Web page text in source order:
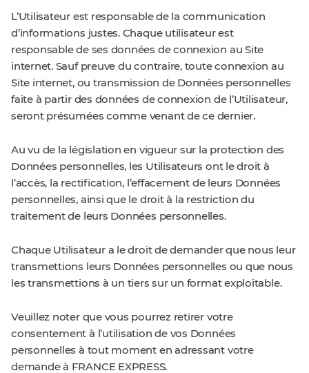
L’Utilisateur est responsable de la communication
d’informations justes. Chaque utilisateur est
responsable de ses données de connexion au Site
internet. Sauf preuve du contraire, toute connexion au
Site internet, ou transmission de Données personnelles
faite à partir des données de connexion de l’Utilisateur,
seront présumées comme venant de ce dernier.
Au vu de la législation en vigueur sur la protection des
Données personnelles, les Utilisateurs ont le droit à
l’accès, la rectification, l’effacement de leurs Données
personnelles, ainsi que le droit à la restriction du
traitement de leurs Données personnelles.
Chaque Utilisateur a le droit de demander que nous leur
transmettions leurs Données personnelles ou que nous
les transmettions à un tiers sur un format exploitable.
Veuillez noter que vous pourrez retirer votre
consentement à l’utilisation de vos Données
personnelles à tout moment en adressant votre
demande à FRANCE EXPRESS.